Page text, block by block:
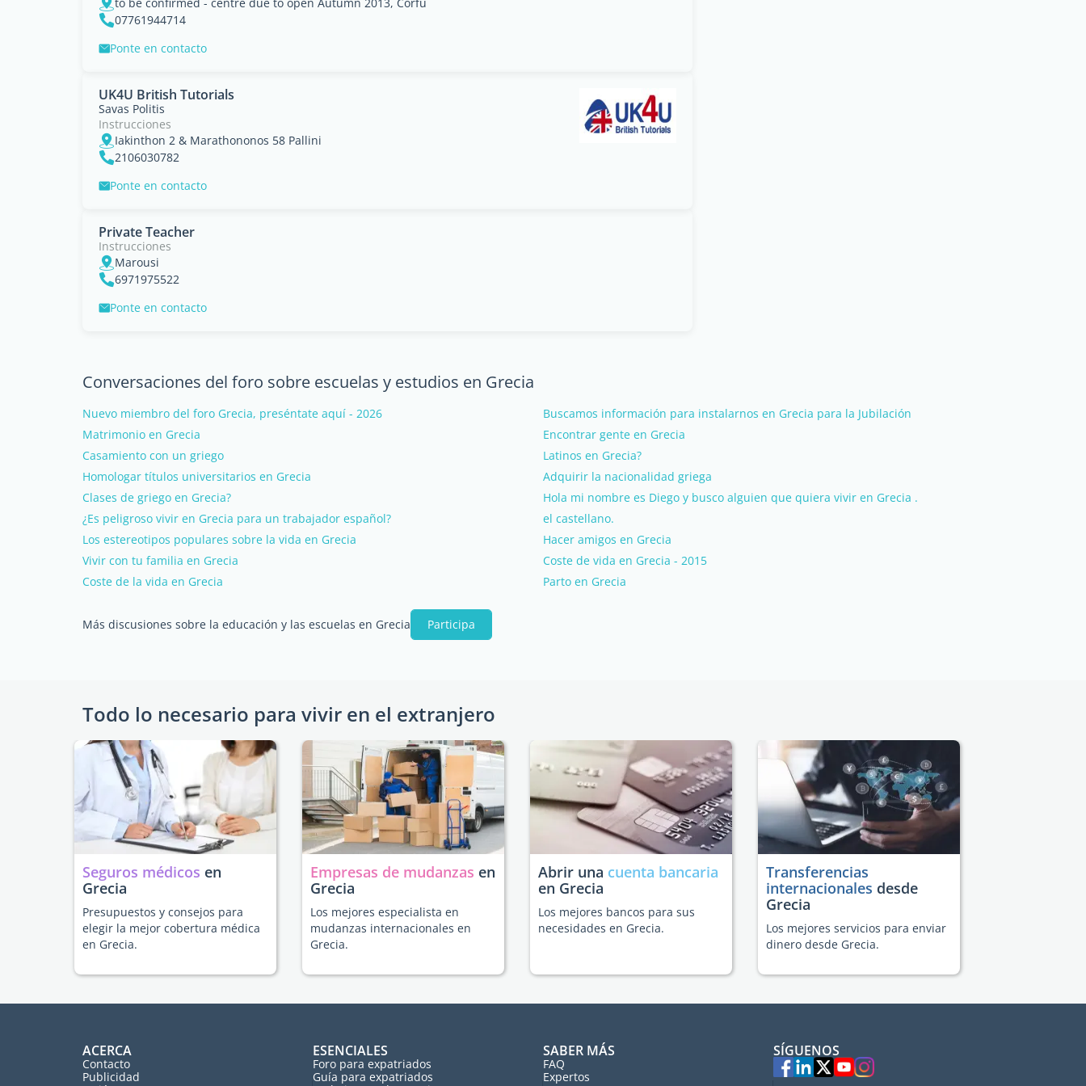
07761944714
Ponte en contacto
UK4U British Tutorials
Savas Politis
Instrucciones
Iakinthon 2 & Marathononos 58 Pallini
2106030782
Ponte en contacto
Private Teacher
Instrucciones
Marousi
6971975522
Ponte en contacto
Conversaciones del foro sobre escuelas y estudios en Grecia
Nuevo miembro del foro Grecia, preséntate aquí - 2026
Buscamos información para instalarnos en Grecia para la Jubilación
Matrimonio en Grecia
Encontrar gente en Grecia
Casamiento con un griego
Latinos en Grecia?
Homologar títulos universitarios en Grecia
Adquirir la nacionalidad griega
Clases de griego en Grecia?
Hola mi nombre es Diego y busco alguien que quiera vivir en Grecia .
¿Es peligroso vivir en Grecia para un trabajador español?
el castellano.
Los estereotipos populares sobre la vida en Grecia
Hacer amigos en Grecia
Vivir con tu familia en Grecia
Coste de vida en Grecia - 2015
Coste de la vida en Grecia
Parto en Grecia
Más discusiones sobre la educación y las escuelas en Grecia Participa
Todo lo necesario para vivir en el extranjero
Seguros médicos en
Grecia
Presupuestos y consejos para
elegir la mejor cobertura médica
en Grecia.
Empresas de mudanzas en
Grecia
Los mejores especialista en
mudanzas internacionales en
Grecia.
Abrir una cuenta bancaria
en Grecia
Los mejores bancos para sus
necesidades en Grecia.
Transferencias
internacionales desde
Grecia
Los mejores servicios para enviar
dinero desde Grecia.
ACERCA
Contacto
Publicidad
ESENCIALES
Foro para expatriados
Guía para expatriados
SABER MÁS
FAQ
Expertos
SÍGUENOS